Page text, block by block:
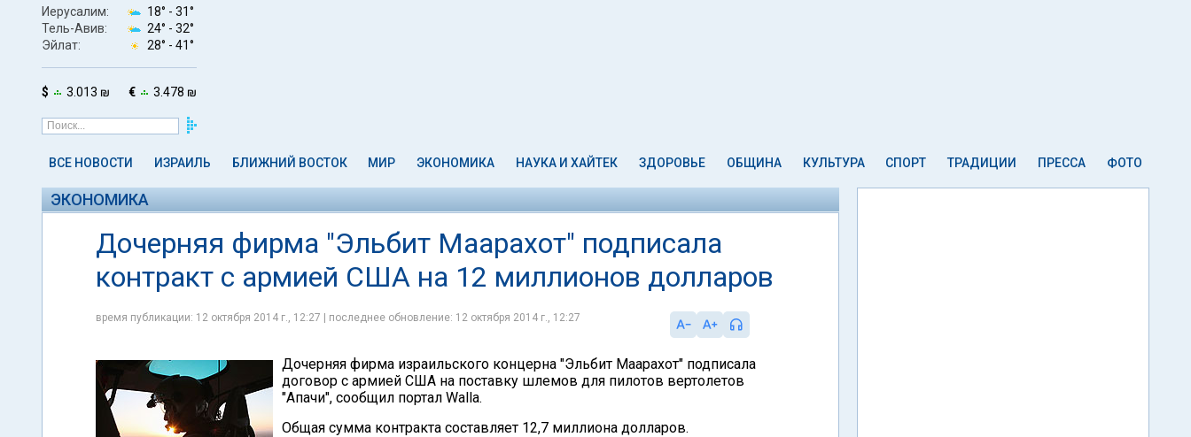
Иерусалим: 18° - 31°
Тель-Авив:
24° - 32°
Эйлат:
28° - 41°
$ 3.013 ₪ € 3.478 ₪
ВСЕ НОВОСТИ ИЗРАИЛЬ БЛИЖНИЙ ВОСТОК МИР ЭКОНОМИКА НАУКА И ХАЙТЕК ЗДОРОВЬЕ ОБЩИНА КУЛЬТУРА СПОРТ ТРАДИЦИИ ПРЕССА ФОТО
ЭКОНОМИКА
Дочерняя фирма "Эльбит Маарахот" подписала
контракт с армией США на 12 миллионов долларов
время публикации: 12 октября 2014 г., 12:27 | последнее обновление: 12 октября 2014 г., 12:27
Дочерняя фирма израильского концерна "Эльбит Маарахот" подписала
договор с армией США на поставку шлемов для пилотов вертолетов
"Апачи", сообщил портал Walla.
Общая сумма контракта составляет 12,7 миллиона долларов.